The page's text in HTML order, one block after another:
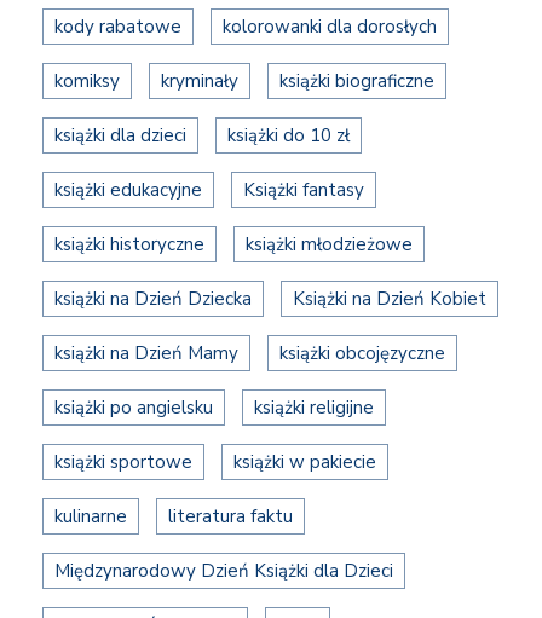
kody rabatowe kolorowanki dla dorosłych
komiksy kryminały książki biograficzne
książki dla dzieci książki do 10 zł
książki edukacyjne Książki fantasy
książki historyczne książki młodzieżowe
książki na Dzień Dziecka Książki na Dzień Kobiet
książki na Dzień Mamy książki obcojęzyczne
książki po angielsku książki religijne
książki sportowe książki w pakiecie
kulinarne literatura faktu
Międzynarodowy Dzień Książki dla Dzieci